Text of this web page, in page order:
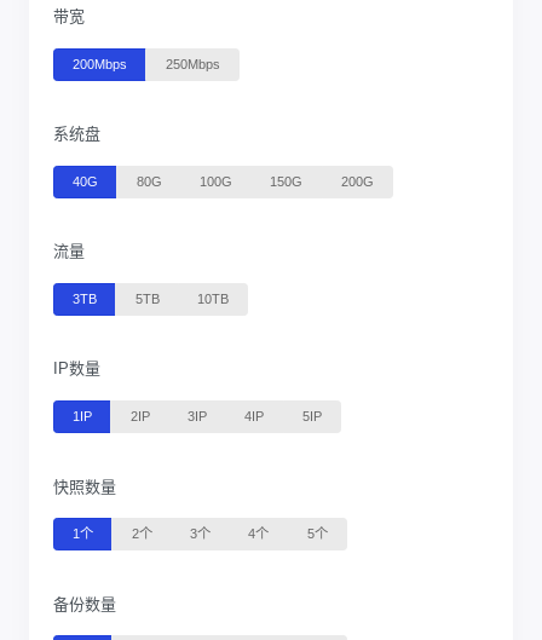
带宽
200Mbps 250Mbps
系统盘
40G 80G 100G 150G 200G
流量
3TB 5TB 10TB
IP数量
1IP 2IP 3IP 4IP 5IP
快照数量
1个 2个 3个 4个 5个
备份数量